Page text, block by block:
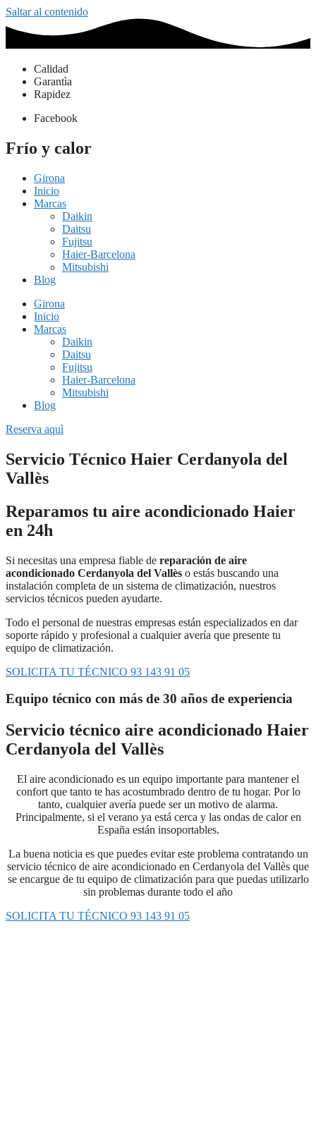
Saltar al contenido
Calidad
Garantìa
Rapidez
Facebook
Frío y calor
Girona
Inicio
Marcas
Daikin
Daitsu
Fujitsu
Haier-Barcelona
Mitsubishi
Blog
Girona
Inicio
Marcas
Daikin
Daitsu
Fujitsu
Haier-Barcelona
Mitsubishi
Blog
Reserva aquì
Servicio Técnico Haier Cerdanyola del
Vallès
Reparamos tu aire acondicionado Haier
en 24h
Si necesitas una empresa fiable de reparación de aire
acondicionado Cerdanyola del Vallès o estás buscando una
instalación completa de un sistema de climatización, nuestros
servicios técnicos pueden ayudarte.
Todo el personal de nuestras empresas están especializados en dar
soporte rápido y profesional a cualquier avería que presente tu
equipo de climatización.
SOLICITA TU TÉCNICO 93 143 91 05
Equipo técnico con más de 30 años de experiencia
Servicio técnico aire acondicionado Haier
Cerdanyola del Vallès
El aire acondicionado es un equipo importante para mantener el
confort que tanto te has acostumbrado dentro de tu hogar. Por lo
tanto, cualquier avería puede ser un motivo de alarma.
Principalmente, si el verano ya está cerca y las ondas de calor en
España están insoportables.
La buena noticia es que puedes evitar este problema contratando un
servicio técnico de aire acondicionado en Cerdanyola del Vallès que
se encargue de tu equipo de climatización para que puedas utilizarlo
sin problemas durante todo el año
SOLICITA TU TÉCNICO 93 143 91 05